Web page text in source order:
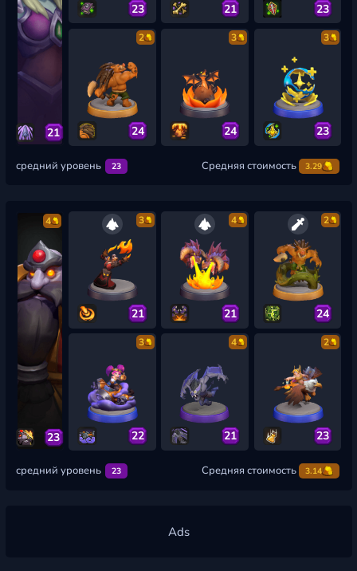
21
23 21 23
2
24
3
24
3
23
средний уровень 23 Средняя стоимость 3.29
4
23
3
21
4
21
2
24
3
22
4
21
2
23
средний уровень 23 Средняя стоимость 3.14